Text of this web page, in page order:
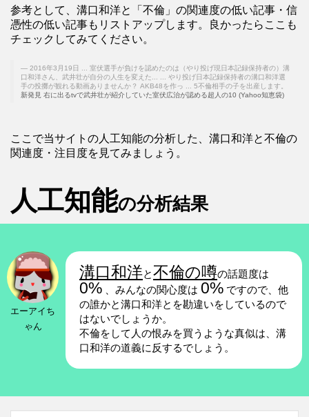
参考として、溝口和洋と「不倫」の関連度の低い記事・信
憑性の低い記事もリストアップします。良かったらここも
チェックしてみてください。
2016年3月19日 ... 室伏選手が負けを認めたのは（やり投げ現日本記録保持者の）溝
口和洋さん、武井壮が自分の人生を変えた... ... やり投げ日本記録保持者の溝口和洋選
手の投擲が観れる動画ありませんか？ AKB48を作っ ... 5不倫相手の子を出産します。
新発見 右に出るtvで武井壮が紹介していた室伏広治が認める超人の10 (Yahoo知恵袋)
ここで当サイトの人工知能の分析した、溝口和洋と不倫の
関連度・注目度を見てみましょう。
人工知能の分析結果
エーアイち
ゃん
溝口和洋と不倫の噂の話題度は
0% 、みんなの関心度は 0% ですので、他
の誰かと溝口和洋とを勘違いをしているので
はないでしょうか。
不倫をして人の恨みを買うような真似は、溝
口和洋の道義に反するでしょう。